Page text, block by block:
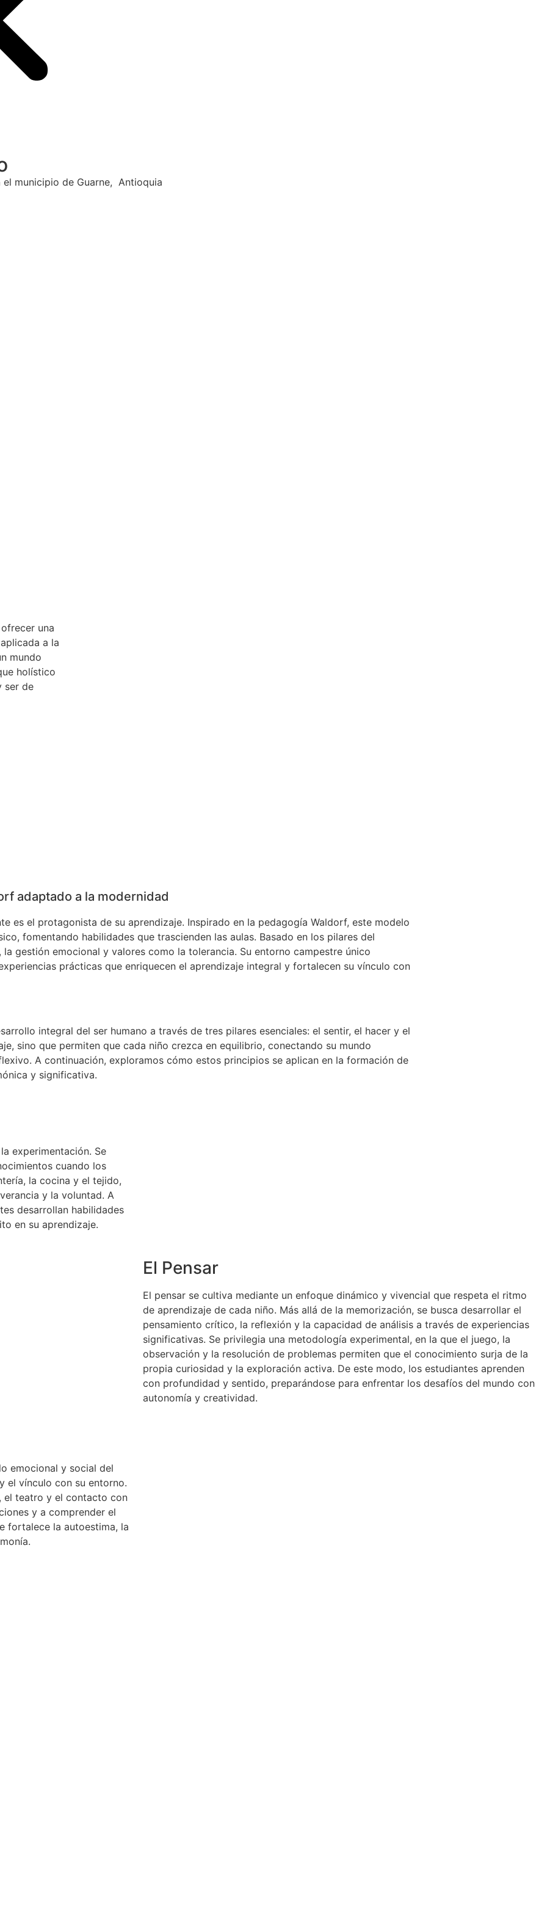
municipio de Guarne, Antioquia
una
a la
mundo
holístico
ser de
adaptado a la modernidad
es el protagonista de su aprendizaje. Inspirado en la pedagogía Waldorf, este modelo
fomentando habilidades que trascienden las aulas. Basado en los pilares del
gestión emocional y valores como la tolerancia. Su entorno campestre único
prácticas que enriquecen el aprendizaje integral y fortalecen su vínculo con
integral del ser humano a través de tres pilares esenciales: el sentir, el hacer y el
sino que permiten que cada niño crezca en equilibrio, conectando su mundo
A continuación, exploramos cómo estos principios se aplican en la formación de
y significativa.
experimentación. Se
cuando los
la cocina y el tejido,
y la voluntad. A
desarrollan habilidades
en su aprendizaje.
El Pensar
El pensar se cultiva mediante un enfoque dinámico y vivencial que respeta el ritmo
de aprendizaje de cada niño. Más allá de la memorización, se busca desarrollar el
pensamiento crítico, la reflexión y la capacidad de análisis a través de experiencias
significativas. Se privilegia una metodología experimental, en la que el juego, la
observación y la resolución de problemas permiten que el conocimiento surja de la
propia curiosidad y la exploración activa. De este modo, los estudiantes aprenden
con profundidad y sentido, preparándose para enfrentar los desafíos del mundo con
autonomía y creatividad.
emocional y social del
el vínculo con su entorno.
el teatro y el contacto con
y a comprender el
fortalece la autoestima, la